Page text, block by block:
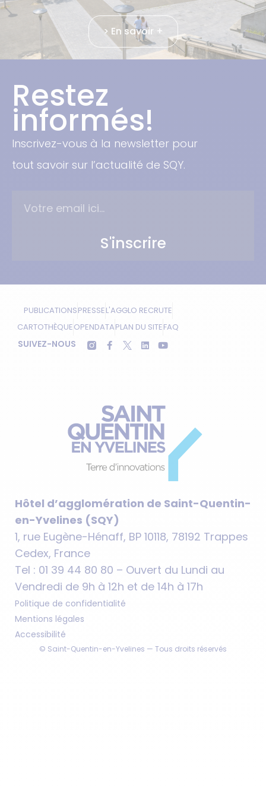
> En savoir +
Restez
informés!
Inscrivez-vous à la newsletter pour
tout savoir sur l’actualité de SQY.
S'inscrire
PUBLICATIONSPRESSEL'AGGLO RECRUTE
CARTOTHÈQUEOPENDATAPLAN DU SITEFAQ
SUIVEZ-NOUS
Hôtel d’agglomération de Saint-Quentin-
en-Yvelines (SQY)
1, rue Eugène-Hénaff, BP 10118, 78192 Trappes
Cedex, France
Tel : 01 39 44 80 80 – Ouvert du Lundi au
Vendredi de 9h à 12h et de 14h à 17h
Politique de confidentialité
Mentions légales
Accessibilité
© Saint-Quentin-en-Yvelines — Tous droits réservés